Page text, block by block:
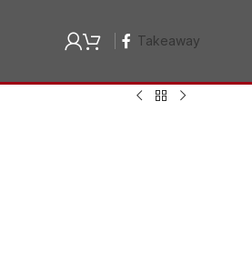
Takeaway